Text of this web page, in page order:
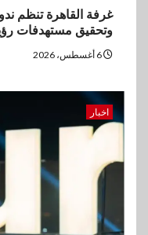
غرفة القاهرة تنظم
وتحقيق مستهدفات رؤية
اخبار